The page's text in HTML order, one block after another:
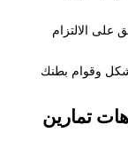
على الالتزام
شكل وقوام بطنك
تمارين